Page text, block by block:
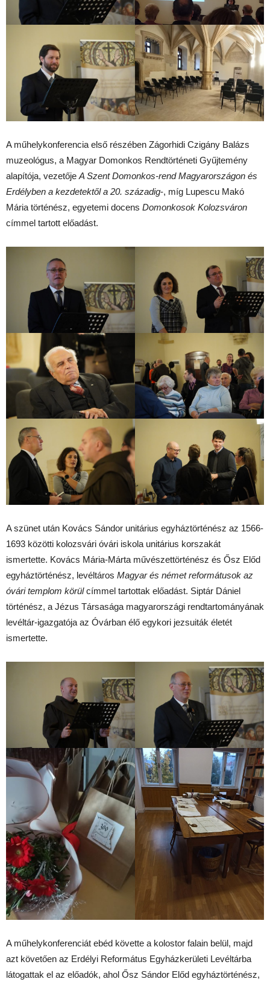
A műhelykonferencia első részében Zágorhidi Czigány Balázs
muzeológus, a Magyar Domonkos Rendtörténeti Gyűjtemény
alapítója, vezetője A Szent Domonkos-rend Magyarországon és
Erdélyben a kezdetektől a 20. századig-, míg Lupescu Makó
Mária történész, egyetemi docens Domonkosok Kolozsváron
címmel tartott előadást.
A szünet után Kovács Sándor unitárius egyháztörténész az 1566-
1693 közötti kolozsvári óvári iskola unitárius korszakát
ismertette. Kovács Mária-Márta művészettörténész és Ősz Előd
egyháztörténész, levéltáros Magyar és német reformátusok az
óvári templom körülcímmel tartottak előadást. Siptár Dániel
történész, a Jézus Társasága magyarországi rendtartományának
levéltár-igazgatója az Óvárban élő egykori jezsuiták életét
ismertette.
A műhelykonferenciát ebéd követte a kolostor falain belül, majd
azt követően az Erdélyi Református Egyházkerületi Levéltárba
látogattak el az előadók, ahol Ősz Sándor Előd egyháztörténész,